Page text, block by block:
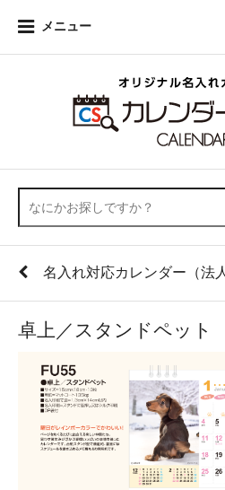
メニュー
名入れ対応カレンダー（法
卓上／スタンドペット